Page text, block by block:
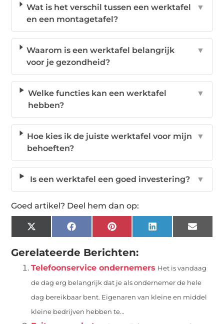
Wat is het verschil tussen een werktafel
en een montagetafel?
▼
Waarom is een werktafel belangrijk
voor je gezondheid?
▼
Welke functies kan een werktafel
hebben?
▼
Hoe kies ik de juiste werktafel voor mijn
behoeften?
▼
Is een werktafel een goed investering? ▼
Goed artikel? Deel hem dan op:
X
(Twitter)
FacebookPinterestLinkedIn Email
Gerelateerde Berichten:
Telefoonservice ondernemers Het is vandaag
de dag erg belangrijk dat je als ondernemer de hele
dag bereikbaar bent. Eigenaren van kleine en middel
kleine bedrijven hebben te...